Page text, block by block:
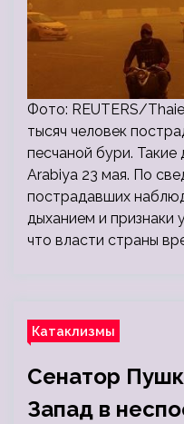
Фото: REUTERS/
тысяч человек
песчаной бури.
Arabiya 23 мая. По
пострадавших
дыханием и признаки
что власти страны
Катаклизмы
Сенатор
Запад в